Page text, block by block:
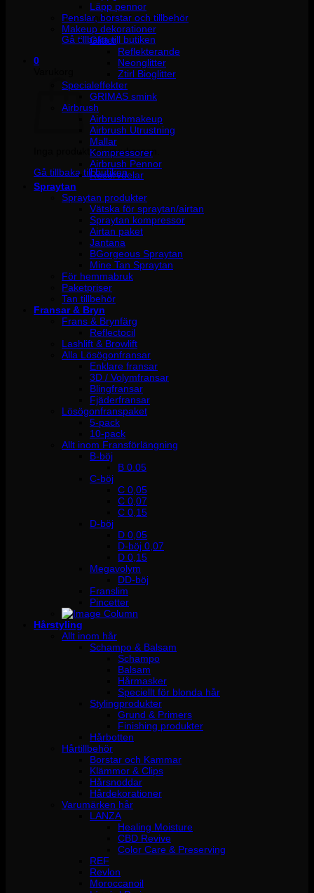
Inga produkter i varukorgen.
Gå tillbaka till butiken
0
Inga produkter i varukorgen.
Gå tillbaka till butiken
Läpp pennor
Penslar, borstar och tillbehör
Makeup dekorationer
Glitter
Reflekterande
Neonglitter
Ztirl Bioglitter
Specialeffekter
GRIMAS smink
Airbrush
Airbrushmakeup
Airbrush Utrustning
Mallar
Kompressorer
Airbrush Pennor
Reservdelar
Spraytan
Spraytan produkter
Vätska för spraytan/airtan
Spraytan kompressor
Airtan paket
Jantana
BGorgeous Spraytan
Mine Tan Spraytan
För hemmabruk
Paketpriser
Tan tillbehör
Fransar & Bryn
Frans & Brynfärg
Reflectocil
Lashlift & Browlift
Alla Lösögonfransar
Enklare fransar
3D / Volymfransar
Blingfransar
Fjäderfransar
Lösögonfranspaket
5-pack
10-pack
Allt inom Fransförlängning
B-böj
B 0.05
C-böj
C 0,05
C 0,07
C 0,15
D-böj
D 0,05
D-böj 0,07
D 0,15
Megavolym
DD-böj
Franslim
Pincetter
Hårstyling
Allt inom hår
Schampo & Balsam
Schampo
Balsam
Hårmasker
Speciellt för blonda hår
Stylingprodukter
Grund & Primers
Finishing produkter
Hårbotten
Hårtillbehör
Borstar och Kammar
Klämmor & Clips
Hårsnoddar
Hårdekorationer
Varumärken hår
LANZA
Healing Moisture
CBD Revive
Color Care & Preserving
REF
Revlon
Moroccanoil